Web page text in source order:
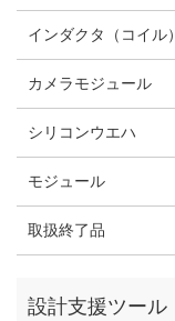
インダクタ（コイル）
カメラモジュール
シリコンウエハ
モジュール
取扱終了品
設計支援ツール